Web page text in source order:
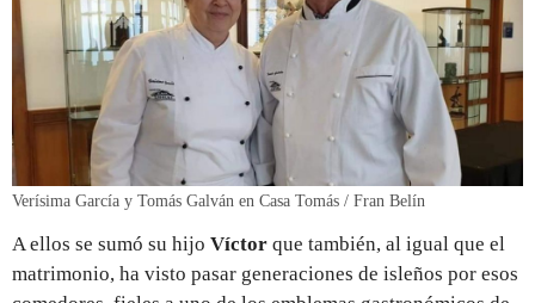
Verísima García y Tomás Galván en Casa Tomás / Fran Belín
A ellos se sumó su hijo Víctor que también, al igual que el
matrimonio, ha visto pasar generaciones de isleños por esos